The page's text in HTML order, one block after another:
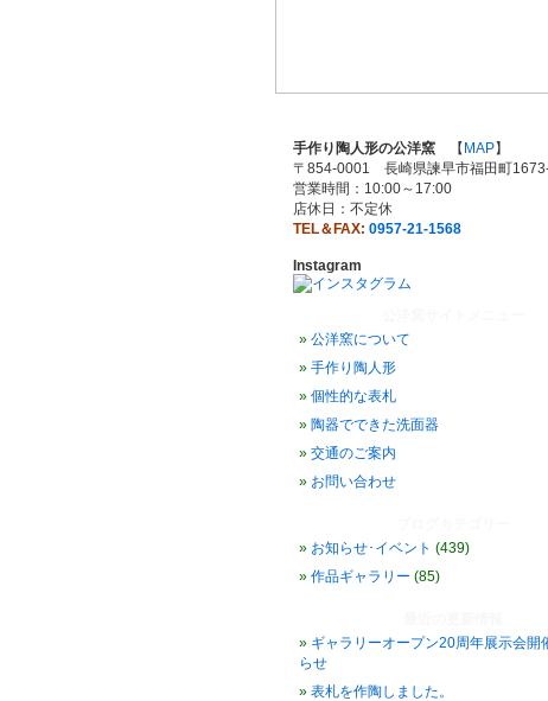
手作り陶人形の公洋窯 【 MAP】
〒854-0001 長崎県諫早市福田町
営業時間：10:00～17:00
店休日：不定休
TEL＆FAX: 0957-21-1568
Instagram
公洋窯について
手作り陶人形
個性的な表札
陶器でできた洗面器
交通のご案内
お問い合わせ
お知らせ･イベント (439)
作品ギャラリー (85)
ギャラリーオープン20周年展示会開
らせ
表札を作陶しました。